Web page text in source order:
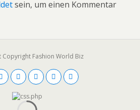
sein, um einen Kommentar
Copyright Fashion World Biz